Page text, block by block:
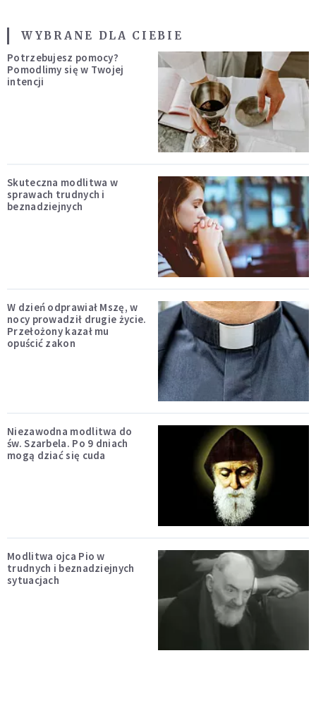
WYBRANE DLA CIEBIE
Potrzebujesz pomocy?
Pomodlimy się w Twojej
intencji
Skuteczna modlitwa w
sprawach trudnych i
beznadziejnych
W dzień odprawiał Mszę, w
nocy prowadził drugie życie.
Przełożony kazał mu
opuścić zakon
Niezawodna modlitwa do
św. Szarbela. Po 9 dniach
mogą dziać się cuda
Modlitwa ojca Pio w
trudnych i beznadziejnych
sytuacjach